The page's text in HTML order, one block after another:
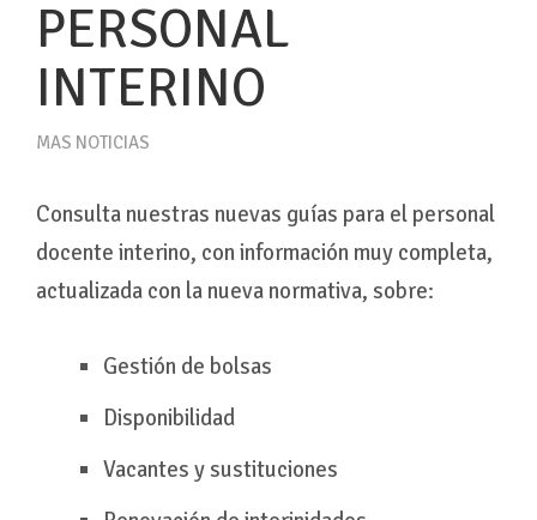
PERSONAL
INTERINO
MAS NOTICIAS
Consulta nuestras nuevas guías para el personal
docente interino, con información muy completa,
actualizada con la nueva normativa, sobre:
Gestión de bolsas
Disponibilidad
Vacantes y sustituciones